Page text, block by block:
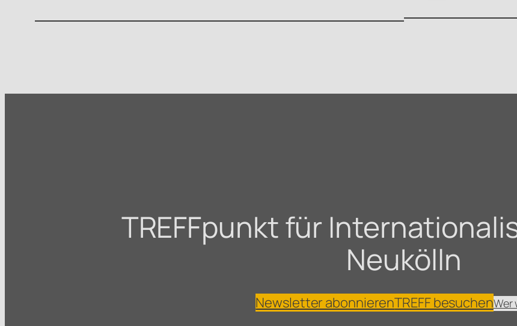
TREFFpunkt für
Neukölln
Newsletter abonnierenTREFF besuchenWer